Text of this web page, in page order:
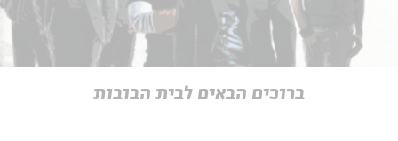
ברוכים הבאים לבית הבובות